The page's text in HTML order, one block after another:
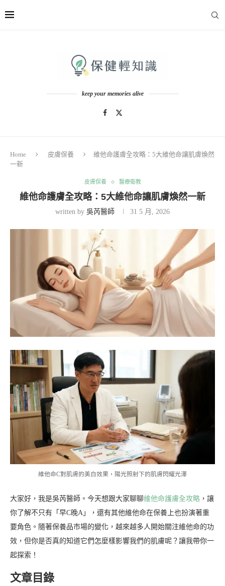
keep your memories alive
Home 皮膚保養
維他命護膚全攻略：5大維他命讓肌膚煥然
一新
皮膚保養 醫療衛教
維他命護膚全攻略：5大維他命讓肌膚煥然一新
written by 吳芮醫師 31 5 月, 2026
維他命C對肌膚的美白效果，陽光照射下的肌膚閃耀光澤
大家好，我是吳芮醫師。今天想跟大家聊聊維他命護膚全攻略 ，讓
你了解不只有「早C晚A」，還有其他維他命在保養上也扮演著重
要角色。隨著保養品市場的變化，越來越多人開始關注維他命的功
效，但你是否真的知道它們怎麼樣影響我們的肌膚呢？讓我帶你一
起探索！
文章目錄